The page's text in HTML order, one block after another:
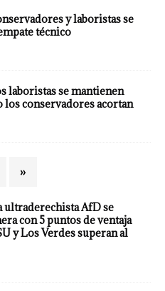
y laboristas se
técnico
laboristas se mantienen
conservadores acortan
»
ultraderechista AfD se
con 5 puntos de ventaja
y Los Verdes superan al